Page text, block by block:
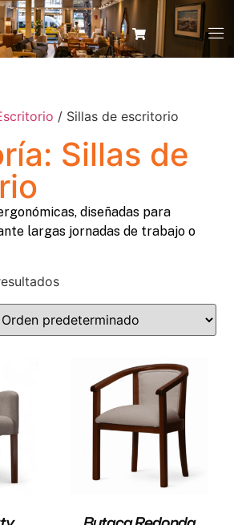
/ Sillas de escritorio
Sillas de
diseñadas para
largas jornadas de trabajo o